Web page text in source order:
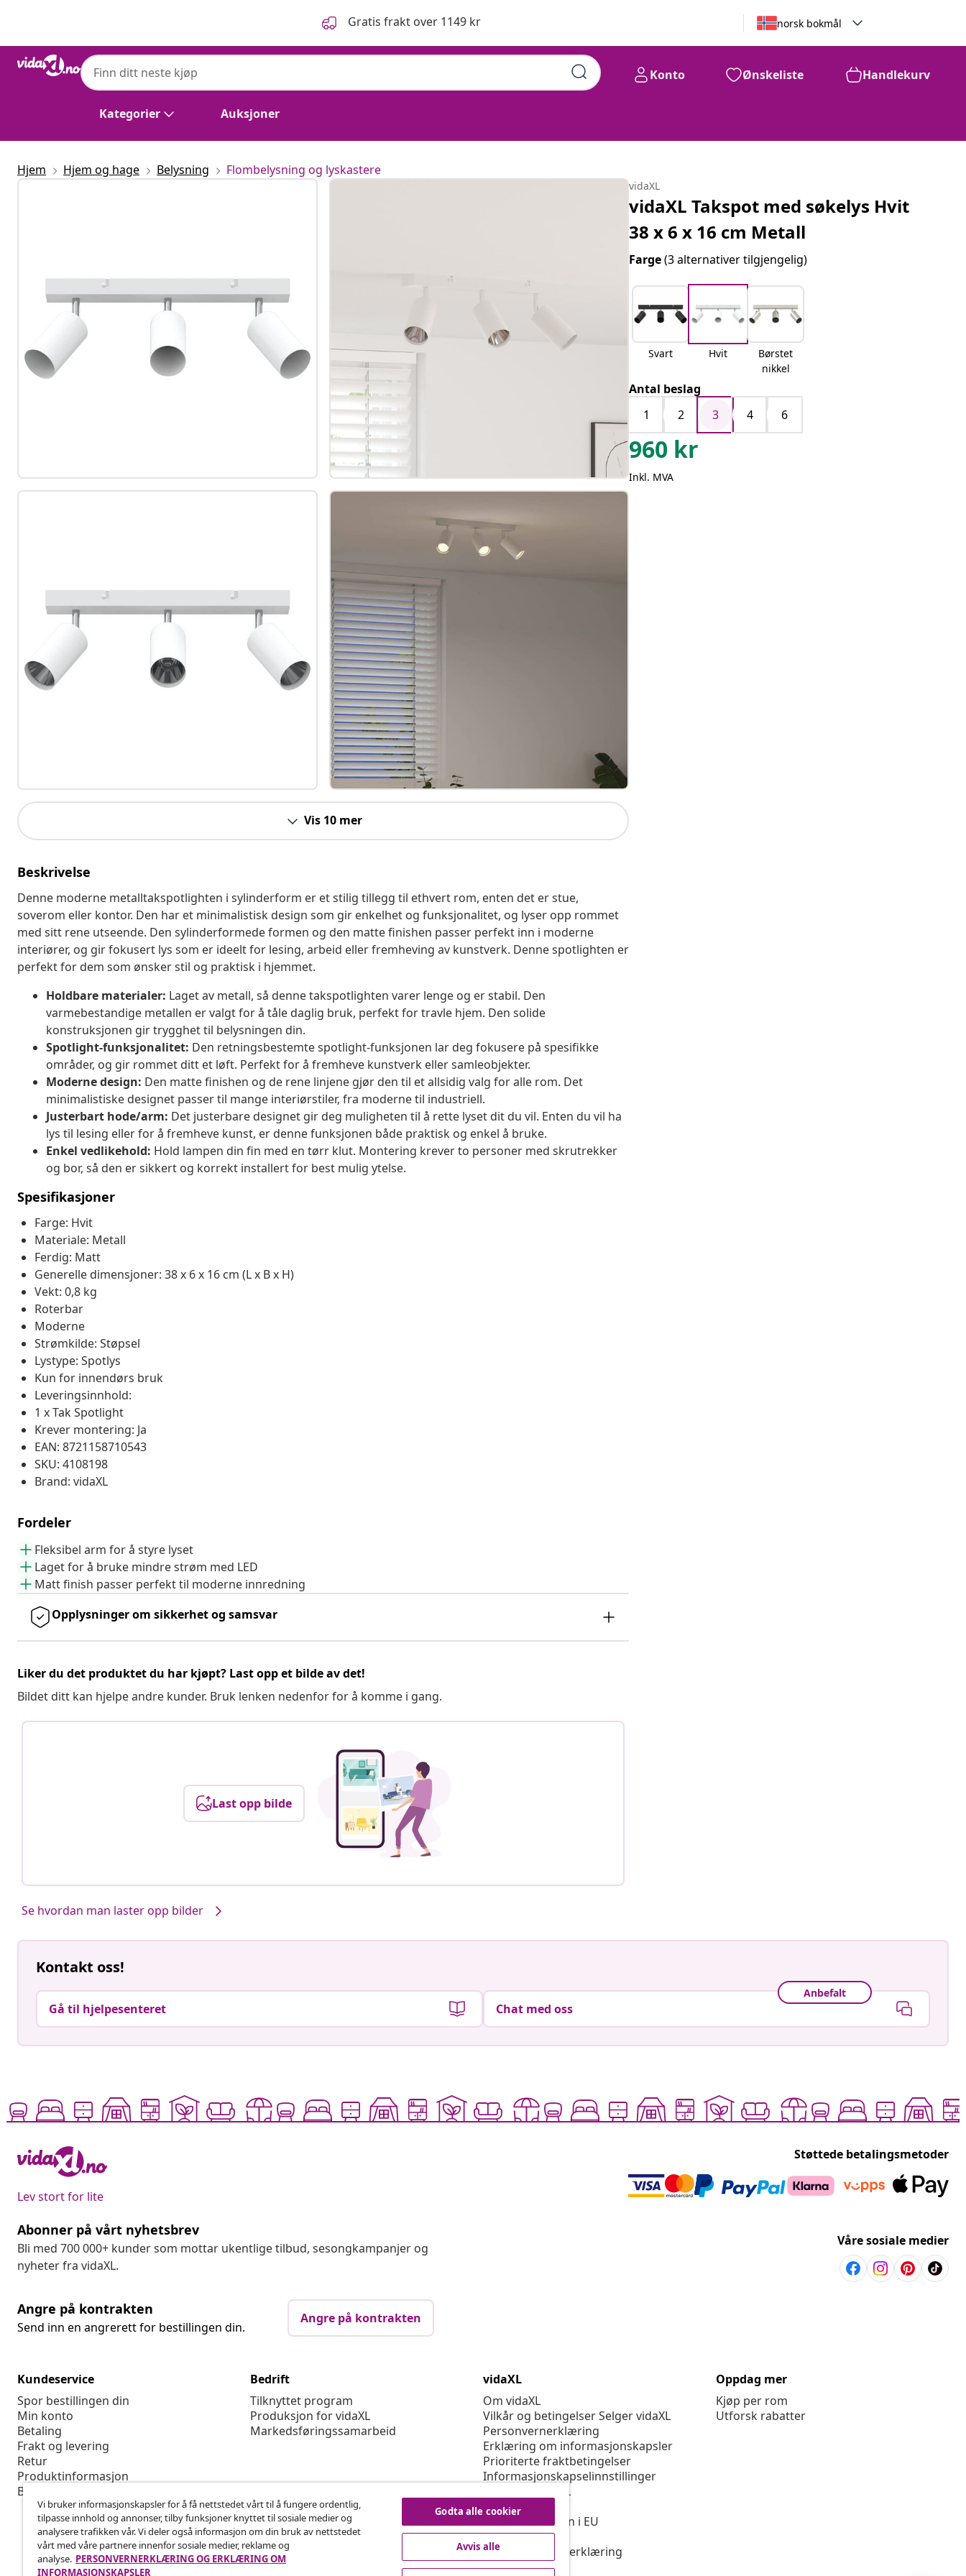
Gratis frakt over 1149 kr norsk bokmål
Kategorier Auksjoner
Konto Ønskeliste Handlekurv
Hjem Hjem og hage Belysning Flombelysning og lyskastere
Vis 10 mer
Beskrivelse
Denne moderne metalltakspotlighten i sylinderform er et stilig tillegg til ethvert rom, enten det er stue,
soverom eller kontor. Den har et minimalistisk design som gir enkelhet og funksjonalitet, og lyser opp rommet
med sitt rene utseende. Den sylinderformede formen og den matte finishen passer perfekt inn i moderne
interiører, og gir fokusert lys som er ideelt for lesing, arbeid eller fremheving av kunstverk. Denne spotlighten er
perfekt for dem som ønsker stil og praktisk i hjemmet.
Holdbare materialer: Laget av metall, så denne takspotlighten varer lenge og er stabil. Den
varmebestandige metallen er valgt for å tåle daglig bruk, perfekt for travle hjem. Den solide
konstruksjonen gir trygghet til belysningen din.
Spotlight-funksjonalitet: Den retningsbestemte spotlight-funksjonen lar deg fokusere på spesifikke
områder, og gir rommet ditt et løft. Perfekt for å fremheve kunstverk eller samleobjekter.
Moderne design: Den matte finishen og de rene linjene gjør den til et allsidig valg for alle rom. Det
minimalistiske designet passer til mange interiørstiler, fra moderne til industriell.
Justerbart hode/arm: Det justerbare designet gir deg muligheten til å rette lyset dit du vil. Enten du vil ha
lys til lesing eller for å fremheve kunst, er denne funksjonen både praktisk og enkel å bruke.
Enkel vedlikehold: Hold lampen din fin med en tørr klut. Montering krever to personer med skrutrekker
og bor, så den er sikkert og korrekt installert for best mulig ytelse.
Spesifikasjoner
Farge: Hvit
Materiale: Metall
Ferdig: Matt
Generelle dimensjoner: 38 x 6 x 16 cm (L x B x H)
Vekt: 0,8 kg
Roterbar
Moderne
Strømkilde: Støpsel
Lystype: Spotlys
Kun for innendørs bruk
Leveringsinnhold:
1 x Tak Spotlight
Krever montering: Ja
EAN: 8721158710543
SKU: 4108198
Brand: vidaXL
Fordeler
Fleksibel arm for å styre lyset
Laget for å bruke mindre strøm med LED
Matt finish passer perfekt til moderne innredning
Opplysninger om sikkerhet og samsvar
Liker du det produktet du har kjøpt? Last opp et bilde av det!
Bildet ditt kan hjelpe andre kunder. Bruk lenken nedenfor for å komme i gang.
Last opp bilde
Se hvordan man laster opp bilder
vidaXL
vidaXL Takspot med søkelys Hvit
38 x 6 x 16 cm Metall
Farge(3 alternativer tilgjengelig)
Svart Hvit
Børstet
nikkel
Antal beslag
1
2 3 4 6
960 kr
Inkl. MVA
Kontakt oss!
Gå til hjelpesenteret
Anbefalt
Chat med oss
Lev stort for lite
Støttede betalingsmetoder
Abonner på vårt nyhetsbrev
Bli med 700 000+ kunder som mottar ukentlige tilbud, sesongkampanjer og
nyheter fra vidaXL.
Våre sosiale medier
Angre på kontrakten
Send inn en angrerett for bestillingen din.
Angre på kontrakten
Kundeservice
Spor bestillingen din
Min konto
Betaling
Frakt og levering
Retur
Produktinformasjon
Bestilling
Bedrift
Tilknyttet program
Produksjon for vidaXL
Markedsføringssamarbeid
vidaXL
Om vidaXL
Vilkår og betingelser Selger vidaXL
Personvernerklæring
Erklæring om informasjonskapsler
Prioriterte fraktbetingelser
Informasjonskapselinnstillinger
Jobbe for vidaXL
Sikkerhet
Ansvarlig person i EU
Politikken EPR
Tilgjengelighetserklæring
Oppdag mer
Kjøp per rom
Utforsk rabatter
Vi bruker informasjonskapsler for å få nettstedet vårt til å fungere ordentlig,
tilpasse innhold og annonser, tilby funksjoner knyttet til sosiale medier og
analysere trafikken vår. Vi deler også informasjon om din bruk av nettstedet
vårt med våre partnere innenfor sosiale medier, reklame og
analyse. PERSONVERNERKLÆRING OG ERKLÆRING OM
INFORMASJONSKAPSLER
Godta alle cookier
Avvis alle